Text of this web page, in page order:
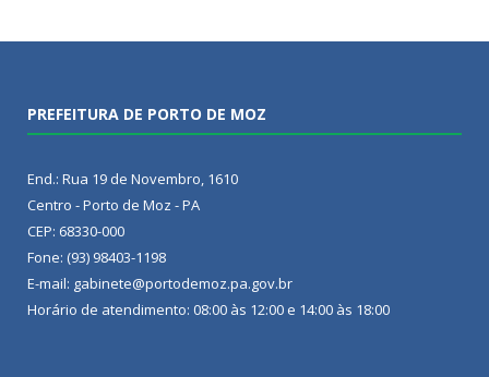
PREFEITURA DE PORTO DE MOZ
End.: Rua 19 de Novembro, 1610
Centro - Porto de Moz - PA
CEP: 68330-000
Fone: (93) 98403-1198
E-mail: gabinete@portodemoz.pa.gov.br
Horário de atendimento: 08:00 às 12:00 e 14:00 às 18:00